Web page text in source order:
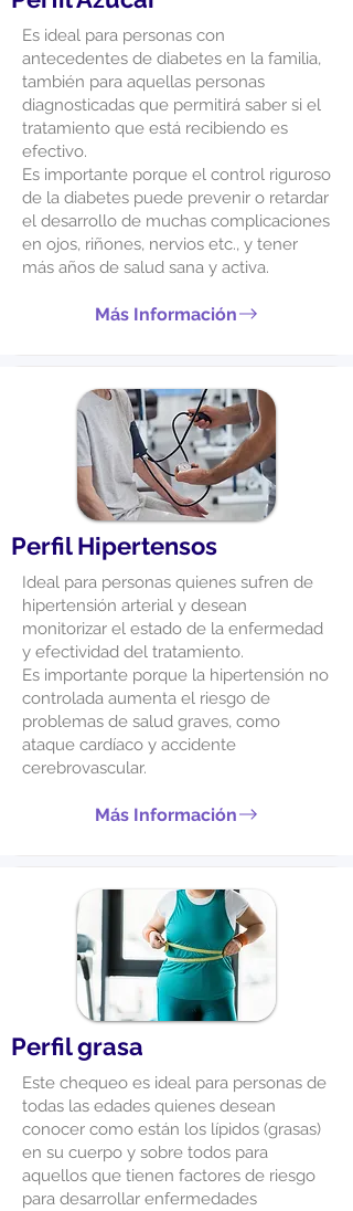
Es ideal para personas con
antecedentes de diabetes en la familia,
también para aquellas personas
diagnosticadas que permitirá saber si el
tratamiento que está recibiendo es
efectivo.
Es importante porque el control riguroso
de la diabetes puede prevenir o retardar
el desarrollo de muchas complicaciones
en ojos, riñones, nervios etc., y tener
más años de salud sana y activa.
Más Información
Perfil Hipertensos
Ideal para personas quienes sufren de
hipertensión arterial y desean
monitorizar el estado de la enfermedad
y efectividad del tratamiento.
Es importante porque la hipertensión no
controlada aumenta el riesgo de
problemas de salud graves, como
ataque cardíaco y accidente
cerebrovascular.
Más Información
Perfil grasa
Este chequeo es ideal para personas de
todas las edades quienes desean
conocer como están los lípidos (grasas)
en su cuerpo y sobre todos para
aquellos que tienen factores de riesgo
para desarrollar enfermedades